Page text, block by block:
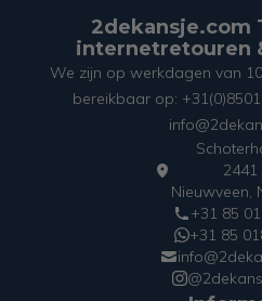
2dekansje.com
internetretouren
We zijn op werkdagen van
bereikbaar op:
2441
Nieuwveen,
+31 85
+31 85